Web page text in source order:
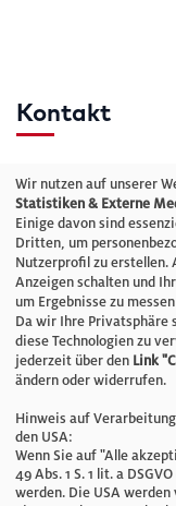
Kontakt
Telefon: +49 (0)711
E-Mail:
Unternehmen
Impressum
Cookie-Einstellungen
Wir nutzen auf unserer
Statistiken & Externe
Einige davon sind
Dritten, um
Nutzerprofil zu erstellen.
Anzeigen schalten und
um Ergebnisse zu
Da wir Ihre Privatsphäre
diese Technologien zu
jederzeit über den Link
ändern oder widerrufen.
Hinweis auf
den USA:
Wenn Sie auf "Alle
49 Abs. 1 S. 1 lit. a
werden. Die USA